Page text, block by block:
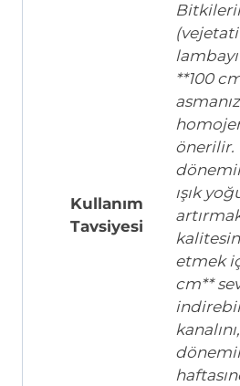
Kullanım
Tavsiyesi
**100
önerilir.
ışık
etmek
cm**